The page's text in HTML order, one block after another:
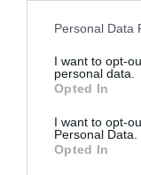
Personal Data
I want to opt-
personal data.
Opted In
I want to opt-
Personal Data.
Opted In
Grande